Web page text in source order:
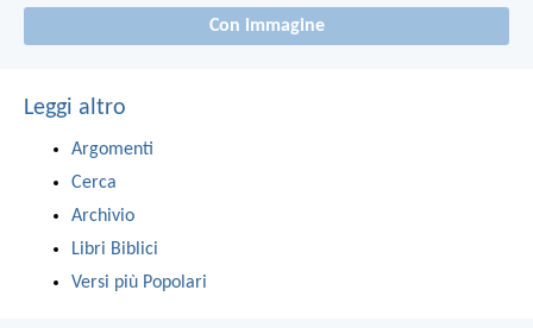
Con immagine
Leggi altro
Argomenti
Cerca
Archivio
Libri Biblici
Versi più Popolari